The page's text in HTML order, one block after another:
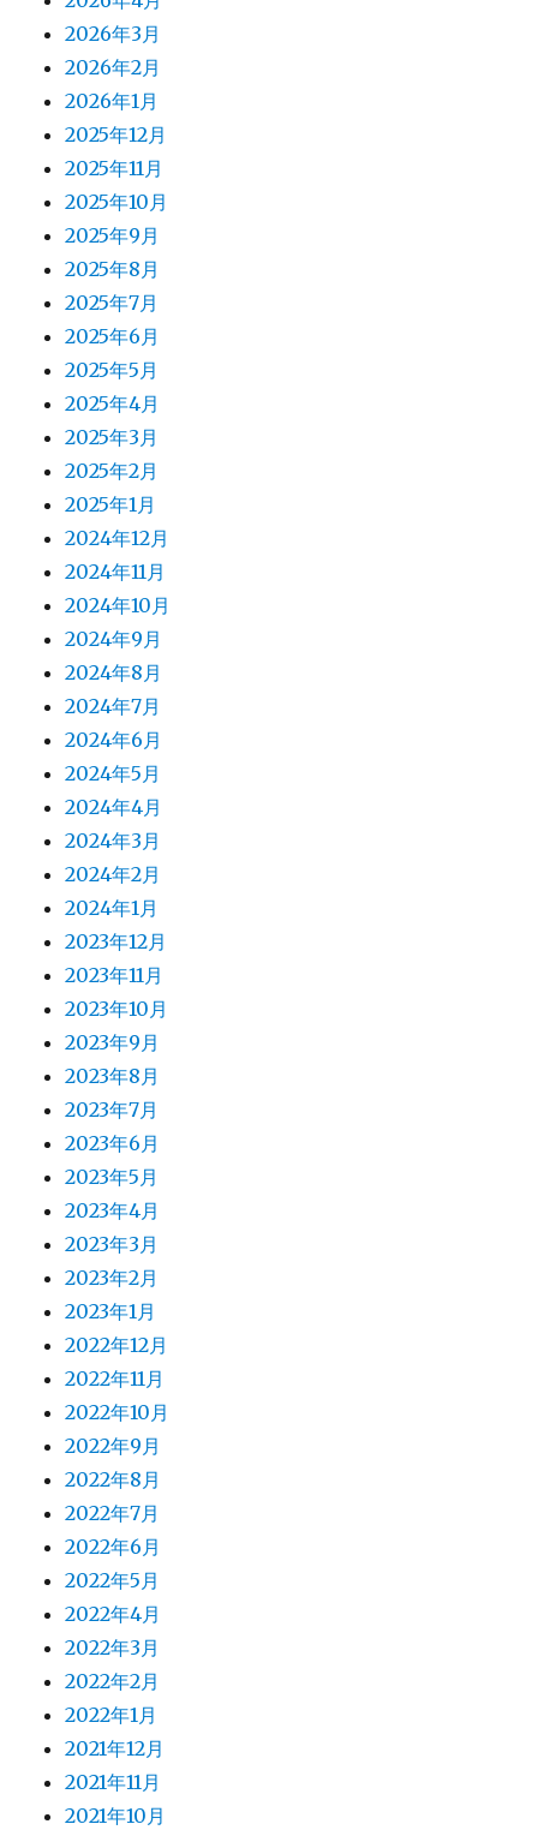
2026年3月
2026年2月
2026年1月
2025年12月
2025年11月
2025年10月
2025年9月
2025年8月
2025年7月
2025年6月
2025年5月
2025年4月
2025年3月
2025年2月
2025年1月
2024年12月
2024年11月
2024年10月
2024年9月
2024年8月
2024年7月
2024年6月
2024年5月
2024年4月
2024年3月
2024年2月
2024年1月
2023年12月
2023年11月
2023年10月
2023年9月
2023年8月
2023年7月
2023年6月
2023年5月
2023年4月
2023年3月
2023年2月
2023年1月
2022年12月
2022年11月
2022年10月
2022年9月
2022年8月
2022年7月
2022年6月
2022年5月
2022年4月
2022年3月
2022年2月
2022年1月
2021年12月
2021年11月
2021年10月